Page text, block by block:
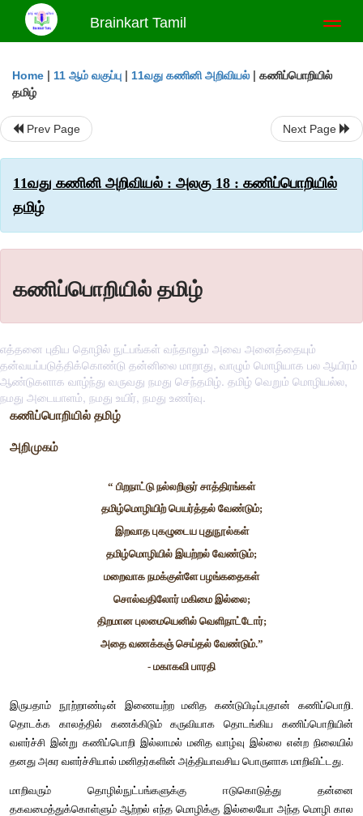
Brainkart Tamil
Home | 11 ஆம் வகுப்பு | 11வது கணினி அறிவியல் | கணிப்பொறியில்
தமிழ்
Prev Page Next Page
11வது கணினி அறிவியல் : அலகு 18 : கணிப்பொறியில்
தமிழ்
கணிப்பொறியில் தமிழ்
எத்தனை புதிய தொழில் நுட்பங்கள் வந்தாலும் அவை அனைத்தையும்
தன்வயப்படுத்திக்கொண்டு தன்னிலை மாறாது, வாழும் மொழியாக பல ஆயிரம்
ஆண்டுகளாக வாழ்ந்து வருவது நமது செந்தமிழ். தமிழ் வெறும் மொழியல்ல,
நமது அடையாளம், நமது உயிர், நமது உணர்வு.
கணிப்பொறியில் தமிழ்
பிறநாட்டு நல்லறிஞர்
தமிழ்மொழியிற் பெயர்த்தல்
இறவாத புகழுடைய
மறைவாக நமக்குள்ளே பழங்கதைகள்
சொல்வதிலோர் மகிமை இல்லை;
அதை வணக்கஞ் செய்தல் வேண்டும்.”